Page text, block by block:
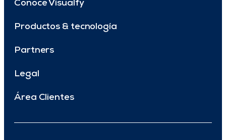
Conoce Visualfy
Productos & tecnología
Partners
Legal
Área Clientes